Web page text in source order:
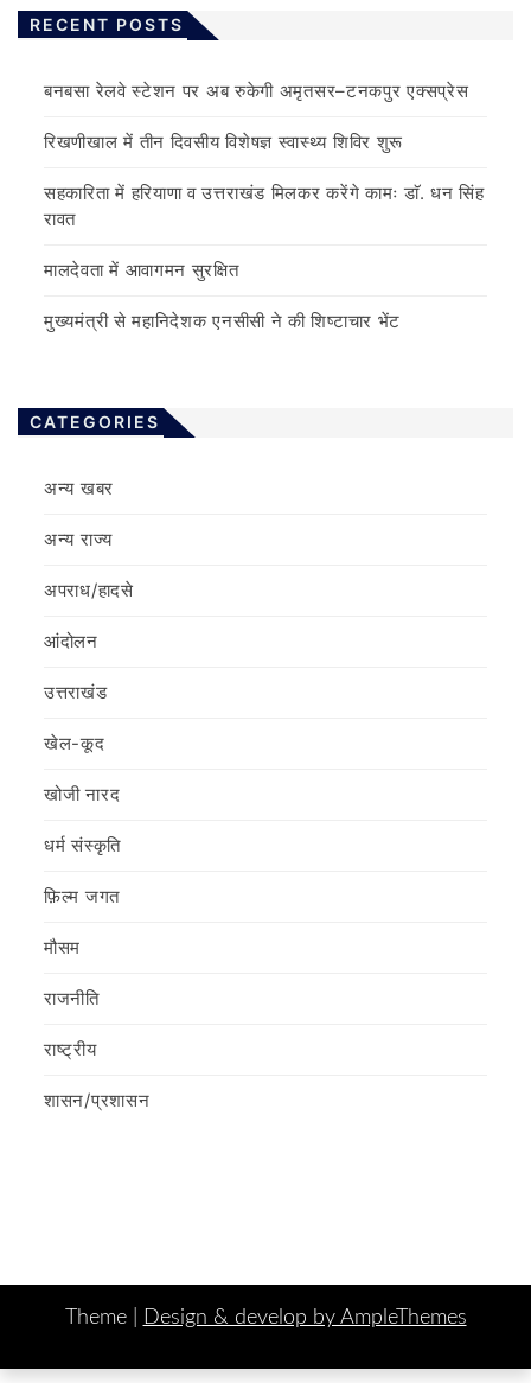
RECENT POSTS
बनबसा रेलवे स्टेशन पर अब रुकेगी अमृतसर–टनकपुर एक्सप्रेस
रिखणीखाल में तीन दिवसीय विशेषज्ञ स्वास्थ्य शिविर शुरू
सहकारिता में हरियाणा व उत्तराखंड मिलकर करेंगे कामः डाॅ. धन सिंह
रावत
मालदेवता में आवागमन सुरक्षित
मुख्यमंत्री से महानिदेशक एनसीसी ने की शिष्टाचार भेंट
CATEGORIES
अन्य खबर
अन्य राज्य
अपराध/हादसे
आंदोलन
उत्तराखंड
खेल-कूद
खोजी नारद
धर्म संस्कृति
फ़िल्‍म जगत
मौसम
राजनीति
राष्ट्रीय
शासन/प्रशासन
Theme | Design & develop by AmpleThemes